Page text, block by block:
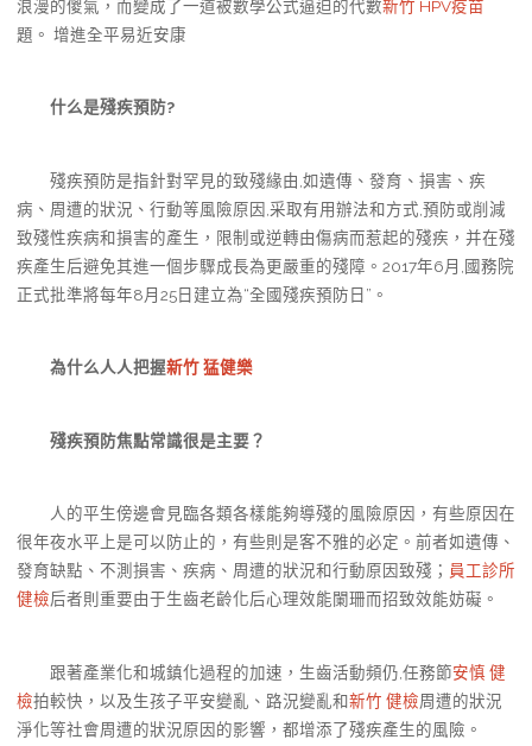
浪漫的傻氣，而變成了一道被數學公式逼迫的代數新竹 HPV疫苗
題。 增進全平易近安康
什么是殘疾預防?
殘疾預防是指針對罕見的致殘緣由,如遺傳、發育、損害、疾
病、周遭的狀況、行動等風險原因,采取有用辦法和方式,預防或削減
致殘性疾病和損害的產生，限制或逆轉由傷病而惹起的殘疾，并在殘
疾產生后避免其進一個步驟成長為更嚴重的殘障。2017年6月,國務院
正式批準將每年8月25日建立為“全國殘疾預防日”。
為什么人人把握新竹 猛健樂
殘疾預防焦點常識很是主要？
人的平生傍邊會見臨各類各樣能夠導殘的風險原因，有些原因在
很年夜水平上是可以防止的，有些則是客不雅的必定。前者如遺傳、
發育缺點、不測損害、疾病、周遭的狀況和行動原因致殘； 員工診所
健檢后者則重要由于生齒老齡化后心理效能闌珊而招致效能妨礙。
跟著產業化和城鎮化過程的加速，生齒活動頻仍,任務節安慎 健
檢拍較快，以及生孩子平安變亂、路況變亂和新竹 健檢周遭的狀況
淨化等社會周遭的狀況原因的影響，都增添了殘疾產生的風險。